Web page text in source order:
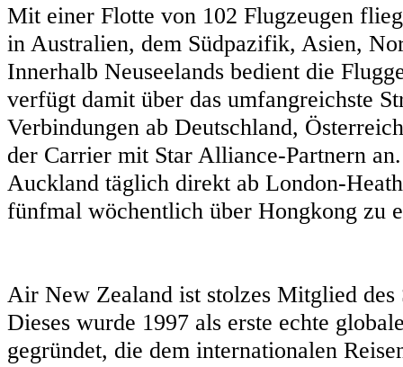
Mit einer Flotte von 102 Flugzeugen
in Australien, dem Südpazifik, Asien,
Innerhalb Neuseelands bedient die
verfügt damit über das umfangreichste
Verbindungen ab Deutschland,
der Carrier mit Star Alliance-Partnern
Auckland täglich direkt ab London-
fünfmal wöchentlich über Hongkong zu
Air New Zealand ist stolzes Mitglied
Dieses wurde 1997 als erste echte
gegründet, die dem internationalen